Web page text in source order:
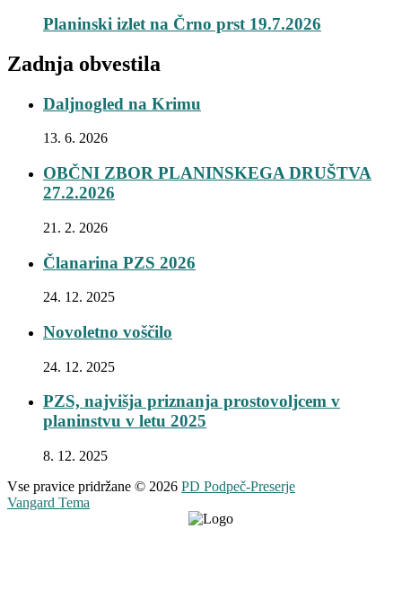
Planinski izlet na Črno prst 19.7.2026
Zadnja obvestila
Daljnogled na Krimu
13. 6. 2026
OBČNI ZBOR PLANINSKEGA DRUŠTVA
27.2.2026
21. 2. 2026
Članarina PZS 2026
24. 12. 2025
Novoletno voščilo
24. 12. 2025
PZS, najvišja priznanja prostovoljcem v
planinstvu v letu 2025
8. 12. 2025
Vse pravice pridržane © 2026 PD Podpeč-Preserje
Vangard Tema